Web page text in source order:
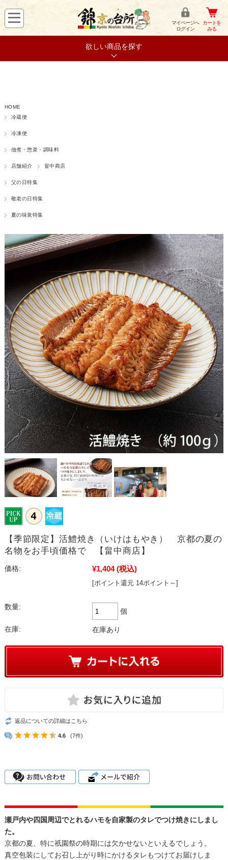
マイページへ
ログイン
カートを
みる
欲しい商品を探す
HOME
冷蔵便
冷凍便
佃煮・惣菜・調味料
店舗紹介 畠中商店
父の日特集
敬老の日特集
夏の味覚特集
【季節限定】活鱧焼き（いけはもやき） 京都の夏の
名物をお手頃価格で 【畠中商店】
価格: ¥1,404 (税込)
[ポイント還元 14ポイント～]
数量:
個
在庫: 在庫あり
返品についての詳細はこちら
4.6 (7件)
瀬戸内や四国周辺でとれるハモを自家製のタレでつけ焼きにしまし
た。
京都の夏、特に祇園祭の時期には欠かせないといえるでしょう。
真空包装にしてお召し上がり時にかけるタレもつけてお届けしま